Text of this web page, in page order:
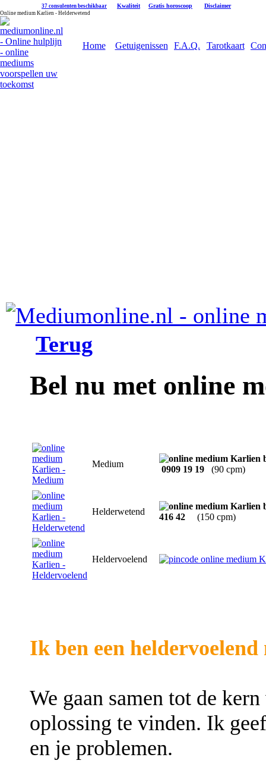
37 consulenten beschikbaar Kwaliteit Gratis horoscoop Disclaimer
Online medium Karlien - Helderwetend
Home Getuigenissen F.A.Q. Tarotkaart
Terug
Bel nu met online
Medium
0909 19 19 (90 cpm)
Helderwetend
416 42 (150 cpm)
Heldervoelend
Ik ben een
We gaan samen tot de
oplossing te vinden. Ik
en je problemen.